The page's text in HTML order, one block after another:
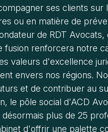
ses clients
ou en matière de
de RDT
fusion renforcera notre
valeurs d'excellence
envers nos régions.
et de contribuer au
le pôle social d'ACD
plus de 25
d'offrir une palette